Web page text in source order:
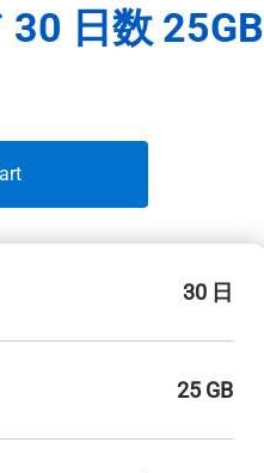
日数 25GB
30 日
25 GB